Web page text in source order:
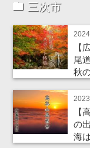
三次市
【
尾
秋
【
の
海